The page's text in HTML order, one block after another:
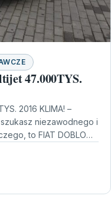
47.000TYS.
2016 KLIMA! –
niezawodnego i
to FIAT DOBLO